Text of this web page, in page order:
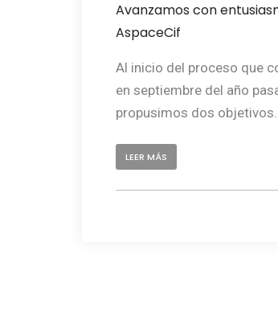
Avanzamos con
AspaceCif
Al inicio del proceso que
en septiembre del año
propusimos dos
LEER MÁS